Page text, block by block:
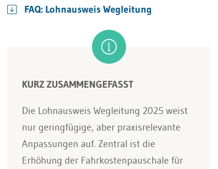
FAQ: Lohnausweis Wegleitung
KURZ ZUSAMMENGEFASST
Die Lohnausweis Wegleitung 2025 weist
nur geringfügige, aber praxisrelevante
Anpassungen auf. Zentral ist die
Erhöhung der Fahrkostenpauschale für